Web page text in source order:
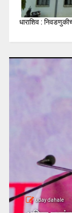
धाराशिव :
uday dahale